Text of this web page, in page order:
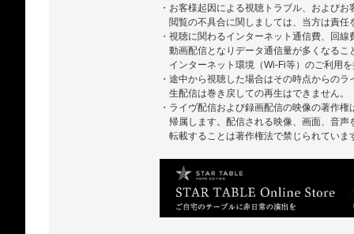
・お客様起因による視聴トラブル、および
閲覧の不具合に関しましては、当方は責任
・視聴に関わるインターネット通信費、回
動画配信となりデータ通信量が多くなるこ
インターネット環境（Wi-Fi等）のご利用
・途中から視聴した場合はその時点からのラ
生配信は巻き戻しての再生はできません。
・ライヴ配信および録画配信の映像の著作
帰属します。配信される映像、画面、音
転載することは著作権法で禁じられていま